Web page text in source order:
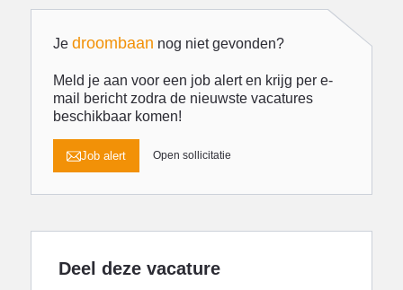
Je droombaan nog niet gevonden?
Meld je aan voor een job alert en krijg per e-
mail bericht zodra de nieuwste vacatures
beschikbaar komen!
Job alert Open sollicitatie
Deel deze vacature